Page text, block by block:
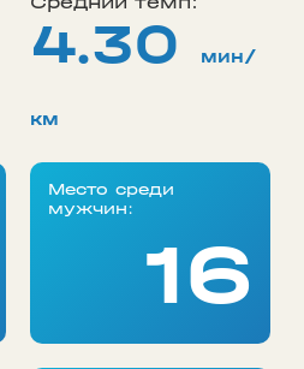
4.30 мин/
км
Место среди
мужчин:
16